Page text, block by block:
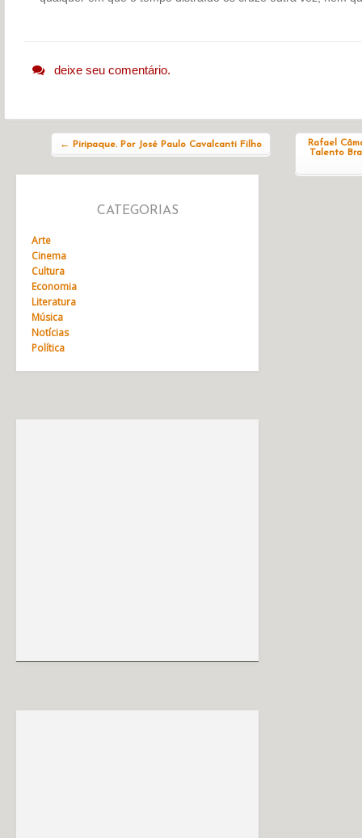
deixe seu comentário.
← Piripaque. Por José Paulo Cavalcanti Filho
Rafael
Talento
CATEGORIAS
Arte
Cinema
Cultura
Economia
Literatura
Música
Notícias
Política